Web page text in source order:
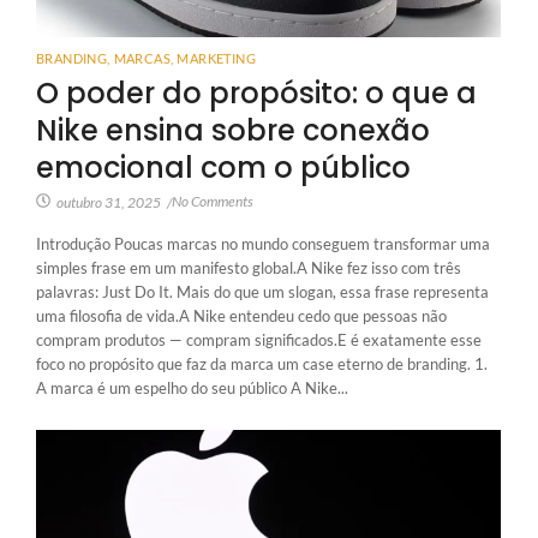
BRANDING MARCAS MARKETING
O poder do propósito: o que a
Nike ensina sobre conexão
emocional com o público
outubro 31, 2025 /No Comments
Introdução Poucas marcas no mundo conseguem transformar uma
simples frase em um manifesto global.A Nike fez isso com três
palavras: Just Do It. Mais do que um slogan, essa frase representa
uma filosofia de vida.A Nike entendeu cedo que pessoas não
compram produtos — compram significados.E é exatamente esse
foco no propósito que faz da marca um case eterno de branding. 1.
A marca é um espelho do seu público A Nike...